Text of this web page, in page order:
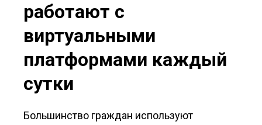
работают с
виртуальными
платформами каждый
сутки
Большинство граждан используют